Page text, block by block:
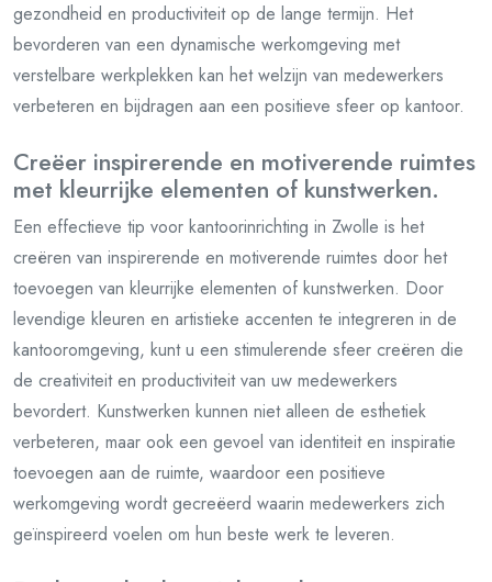
gezondheid en productiviteit op de lange termijn. Het
bevorderen van een dynamische werkomgeving met
verstelbare werkplekken kan het welzijn van medewerkers
verbeteren en bijdragen aan een positieve sfeer op kantoor.
Creëer inspirerende en motiverende ruimtes
met kleurrijke elementen of kunstwerken.
Een effectieve tip voor kantoorinrichting in Zwolle is het
creëren van inspirerende en motiverende ruimtes door het
toevoegen van kleurrijke elementen of kunstwerken. Door
levendige kleuren en artistieke accenten te integreren in de
kantooromgeving, kunt u een stimulerende sfeer creëren die
de creativiteit en productiviteit van uw medewerkers
bevordert. Kunstwerken kunnen niet alleen de esthetiek
verbeteren, maar ook een gevoel van identiteit en inspiratie
toevoegen aan de ruimte, waardoor een positieve
werkomgeving wordt gecreëerd waarin medewerkers zich
geïnspireerd voelen om hun beste werk te leveren.